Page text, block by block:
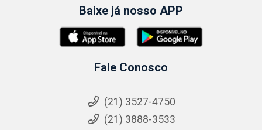
Baixe já nosso APP
Fale Conosco
(21) 3527-4750
(21) 3888-3533